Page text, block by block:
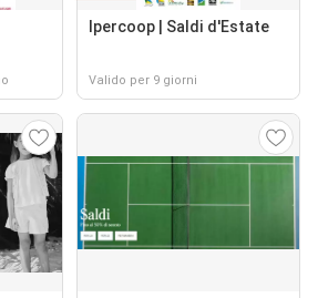
Ipercoop | Saldi d'Estate
Valido per 9 giorni